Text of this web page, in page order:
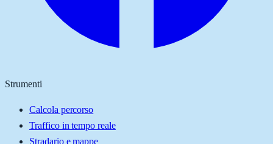
Strumenti
Calcola percorso
Traffico in tempo reale
Stradario e mappe